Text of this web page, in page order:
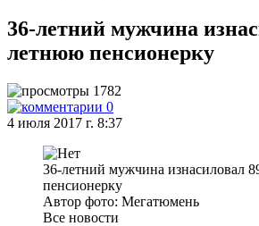
36-летний мужчина
летнюю пенсионерку
1782
0
4 июля 2017 г. 8:37
36-летний мужчина изнасиловал
пенсионерку
Автор фото: Мегатюмень
Все новости